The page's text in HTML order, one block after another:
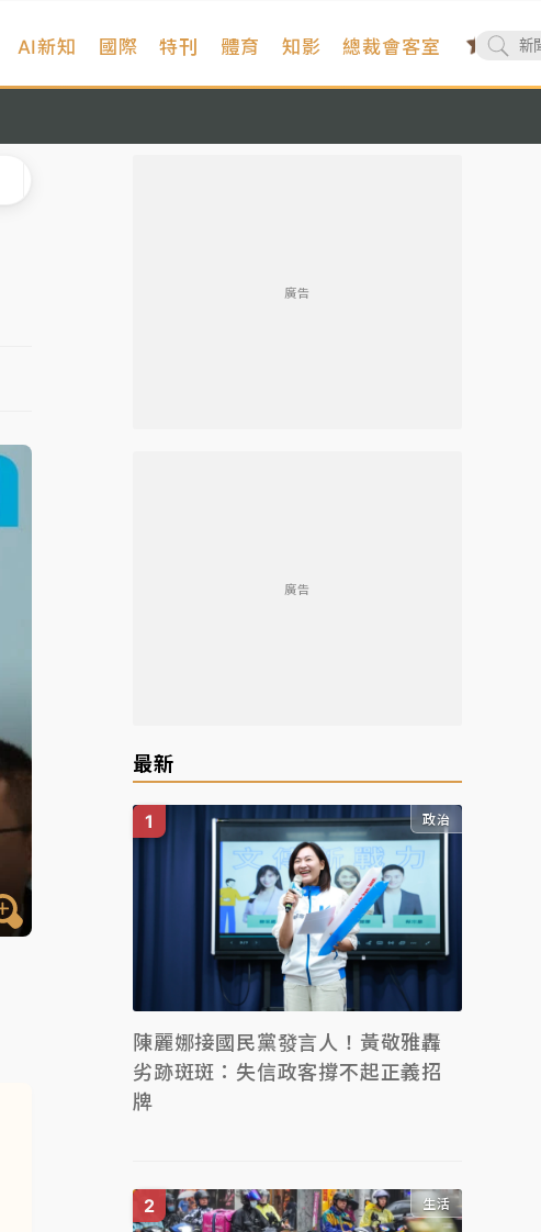
AI新知 國際 特刊 體育 知影 總裁會客室
廣告
廣告
最新
政治
陳麗娜接國民黨發言人！黃敬雅轟
劣跡斑斑：失信政客撐不起正義招
牌
生活